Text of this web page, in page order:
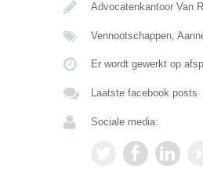
Advocatenkantoor Van
Vennootschappen,
Er wordt gewerkt op
Laatste facebook posts
Sociale media: